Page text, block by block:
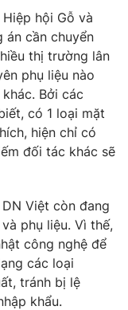
hội Gỗ và
án cần chuyển
thị trường lân
phụ liệu nào
Bởi các
có 1 loại mặt
hiện chỉ có
đối tác khác sẽ
Việt còn đang
phụ liệu. Vì thế,
công nghệ để
các loại
tránh bị lệ
khẩu.